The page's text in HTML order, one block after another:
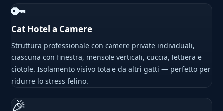
🔑
Cat Hotel a Camere
Struttura professionale con camere private individuali,
ciascuna con finestra, mensole verticali, cuccia, lettiera e
ciotole. Isolamento visivo totale da altri gatti — perfetto per
ridurre lo stress felino.
🎉